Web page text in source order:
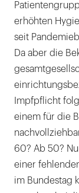
erhöhten
seit
Da aber die
Impfpflicht
einem für die
60? Ab 50?
einer
im Bundestag